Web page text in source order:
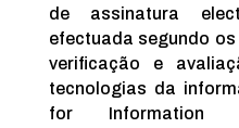
de assinatura
efectuada segundo
verificação e
tecnologias da
for Information